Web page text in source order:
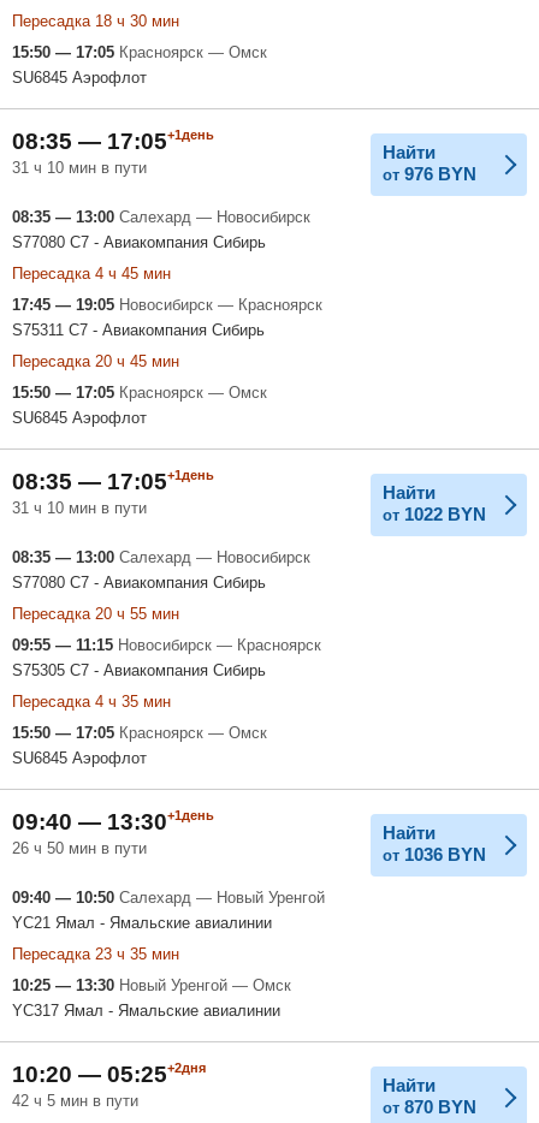
Пересадка 18 ч 30 мин
15:50 — 17:05 Красноярск — Омск
SU6845 Аэрофлот
08:35 — 17:05+1день
31 ч 10 мин в пути
Найти
от 976 BYN
08:35 — 13:00 Салехард — Новосибирск
S77080 С7 - Авиакомпания Сибирь
Пересадка 4 ч 45 мин
17:45 — 19:05 Новосибирск — Красноярск
S75311 С7 - Авиакомпания Сибирь
Пересадка 20 ч 45 мин
15:50 — 17:05 Красноярск — Омск
SU6845 Аэрофлот
08:35 — 17:05+1день
31 ч 10 мин в пути
Найти
от 1022 BYN
08:35 — 13:00 Салехард — Новосибирск
S77080 С7 - Авиакомпания Сибирь
Пересадка 20 ч 55 мин
09:55 — 11:15 Новосибирск — Красноярск
S75305 С7 - Авиакомпания Сибирь
Пересадка 4 ч 35 мин
15:50 — 17:05 Красноярск — Омск
SU6845 Аэрофлот
09:40 — 13:30+1день
26 ч 50 мин в пути
Найти
от 1036 BYN
09:40 — 10:50 Салехард — Новый Уренгой
YC21 Ямал - Ямальские авиалинии
Пересадка 23 ч 35 мин
10:25 — 13:30 Новый Уренгой — Омск
YC317 Ямал - Ямальские авиалинии
10:20 — 05:25+2дня
42 ч 5 мин в пути
Найти
от 870 BYN